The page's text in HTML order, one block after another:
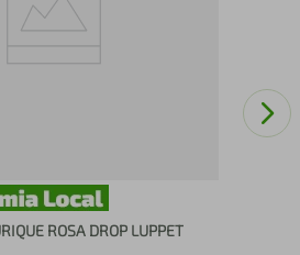
COMEDOURO ZURIQUE ROSA DROP LUPPET